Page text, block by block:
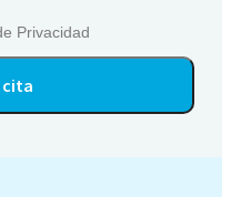
Privacidad